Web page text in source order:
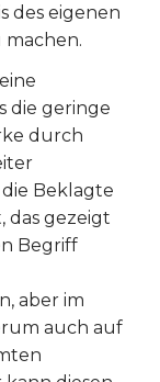
des eigenen
machen.
die geringe
durch
Beklagte
das gezeigt
Begriff
aber im
auch auf